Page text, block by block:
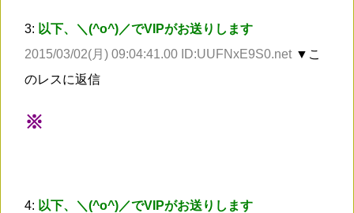
3: 以下、＼(^o^)／でVIPがお送りします
2015/03/02(月) 09:04:41.00 ID:UUFNxE9S0.net ▼こ
のレスに返信
※
4: 以下、＼(^o^)／でVIPがお送りします